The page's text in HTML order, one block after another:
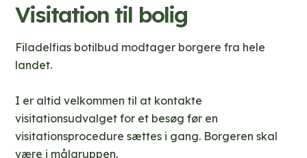
Visitation til bolig
Filadelfias botilbud modtager borgere fra hele
landet.
I er altid velkommen til at kontakte
visitationsudvalget for et besøg før en
visitationsprocedure sættes i gang. Borgeren skal
være i målgruppen.